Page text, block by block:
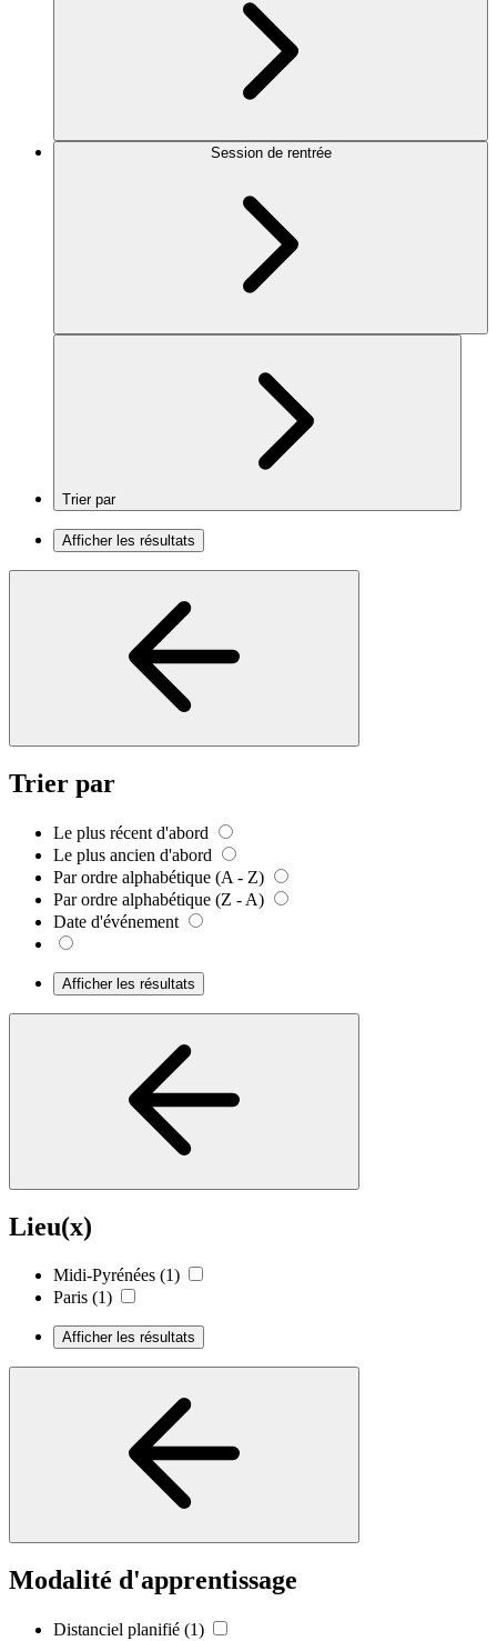
Session de rentrée
Trier par
Afficher les résultats
Trier par
Le plus récent d'abord
Le plus ancien d'abord
Par ordre alphabétique (A - Z)
Par ordre alphabétique (Z - A)
Date d'événement
Afficher les résultats
Lieu(x)
Midi-Pyrénées (1)
Paris (1)
Afficher les résultats
Modalité d'apprentissage
Distanciel planifié (1)